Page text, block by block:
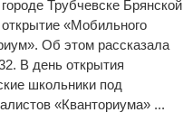
Трубчевске Брянской
«Мобильного
Об этом рассказала
В день открытия
школьники под
«Кванториума» ...